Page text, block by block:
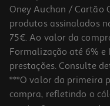
Oney Auchan / Cartão
produtos assinalados
75€. Ao valor da
Formalização até 6% e
prestações. Consulte
***O valor da primeira
compra, refletindo o